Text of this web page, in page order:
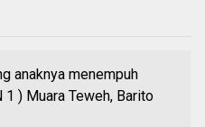
anaknya menempuh
) Muara Teweh, Barito